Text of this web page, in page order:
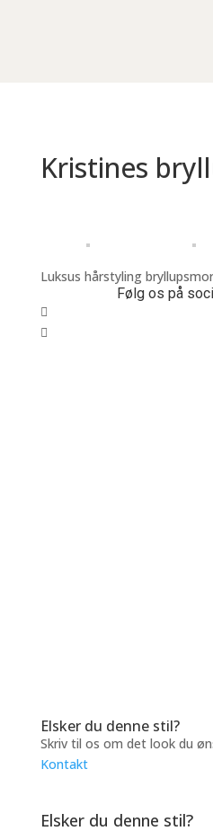
Kristines
Luksus hårstyling
Følg os på
Elsker du denne stil?
Skriv til os om det look du
Kontakt
Elsker du denne stil?